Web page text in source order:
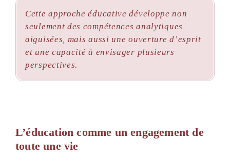
Cette approche éducative développe non
seulement des compétences analytiques
aiguisées, mais aussi une ouverture d’esprit
et une capacité à envisager plusieurs
perspectives.
L’éducation comme un engagement de
toute une vie